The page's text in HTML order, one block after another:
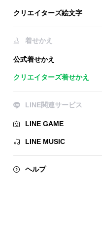
クリエイターズ絵文字
着せかえ
公式着せかえ
クリエイターズ着せかえ
LINE関連サービス
LINE GAME
LINE MUSIC
ヘルプ